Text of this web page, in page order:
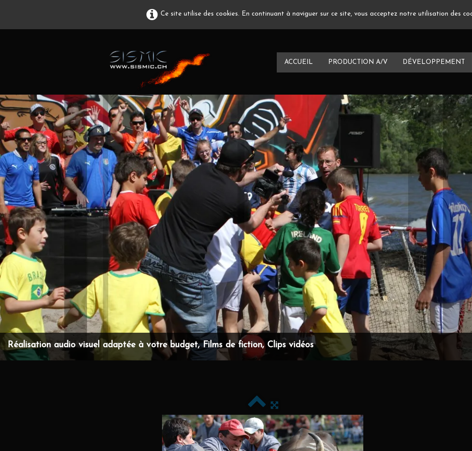
Ce site utilise des cookies. En continuant à naviguer sur ce site, vous acceptez notre utilisation des
ACCUEIL PRODUCTION A/V DÉVELOPPEMENT
Réalisation audio visuel adaptée à votre budget, Films de fiction, Clips vidéos